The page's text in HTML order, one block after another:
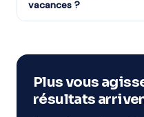
vacances ?
examens à Sarcelles.
Plus vous
résultats